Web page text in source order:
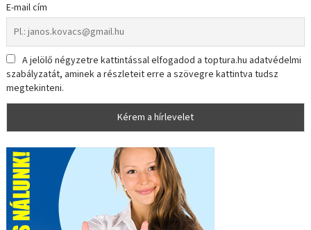
E-mail cím
A jelölő négyzetre kattintással elfogadod a toptura.hu adatvédelmi
szabályzatát, aminek a részleteit erre a szövegre kattintva tudsz
megtekinteni.